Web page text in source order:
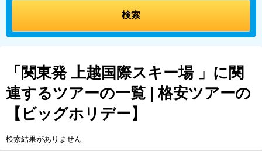
「関東発 上越国際スキー場 」に関
連するツアーの一覧 | 格安ツアーの
【ビッグホリデー】
検索結果がありません